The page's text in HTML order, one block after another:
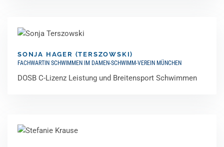
SONJA HAGER (TERSZOWSKI)
FACHWARTIN SCHWIMMEN IM DAMEN-SCHWIMM-VEREIN MÜNCHEN
DOSB C-Lizenz Leistung und Breitensport Schwimmen